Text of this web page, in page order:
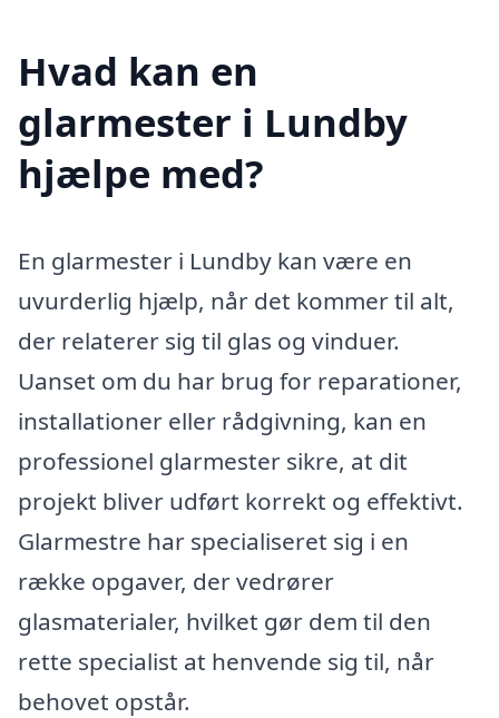
Hvad kan en
glarmester i Lundby
hjælpe med?
En glarmester i Lundby kan være en
uvurderlig hjælp, når det kommer til alt,
der relaterer sig til glas og vinduer.
Uanset om du har brug for reparationer,
installationer eller rådgivning, kan en
professionel glarmester sikre, at dit
projekt bliver udført korrekt og effektivt.
Glarmestre har specialiseret sig i en
række opgaver, der vedrører
glasmaterialer, hvilket gør dem til den
rette specialist at henvende sig til, når
behovet opstår.